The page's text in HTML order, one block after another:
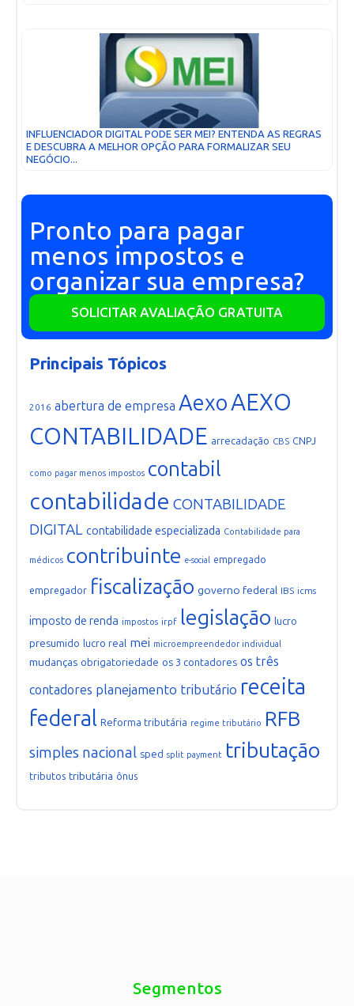
INFLUENCIADOR DIGITAL PODE SER MEI? ENTENDA AS REGRAS
E DESCUBRA A MELHOR OPÇÃO PARA FORMALIZAR SEU
NEGÓCIO...
Pronto para pagar
menos impostos e
organizar sua empresa?
SOLICITAR AVALIAÇÃO GRATUITA
Principais Tópicos
2016 abertura de empresa AexoAEXO
CONTABILIDADE arrecadação CBS CNPJ
como pagar menos impostos contabil
contabilidade CONTABILIDADE
DIGITAL contabilidade especializada Contabilidade para
médicos contribuinte e-social empregado
empregador fiscalização governo federal IBS icms
imposto de renda impostos irpf legislação lucro
presumido lucro real mei microempreendedor individual
mudanças obrigatoriedade os 3 contadores os três
contadores planejamento tributário receita
federal Reforma tributária regime tributário RFB
simples nacional sped split payment tributação
tributos tributária ônus
Segmentos